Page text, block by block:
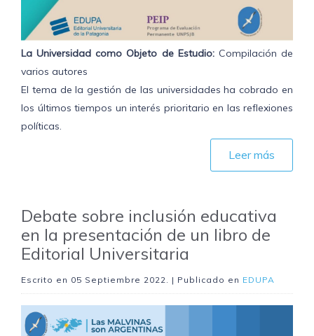
La Universidad como Objeto de Estudio:Compilación de
varios autores
El tema de la gestión de las universidades ha cobrado en
los últimos tiempos un interés prioritario en las reflexiones
políticas.
Leer más
Debate sobre inclusión educativa
en la presentación de un libro de
Editorial Universitaria
Escrito en 05 Septiembre 2022 . | Publicado en EDUPA